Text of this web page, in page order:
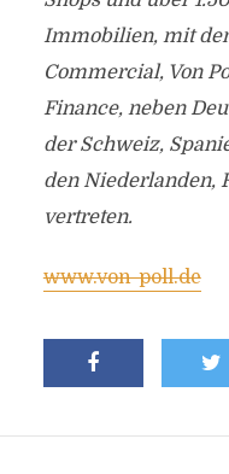
Immobilien, mit
Commercial, Von
Finance, neben
der Schweiz,
den Niederlanden,
vertreten.
www.von-poll.de